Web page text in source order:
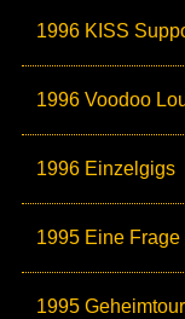
1996 KISS
1996 Voodoo
1996 Einzelgigs
1995 Eine Frage
1995 Geheimtour